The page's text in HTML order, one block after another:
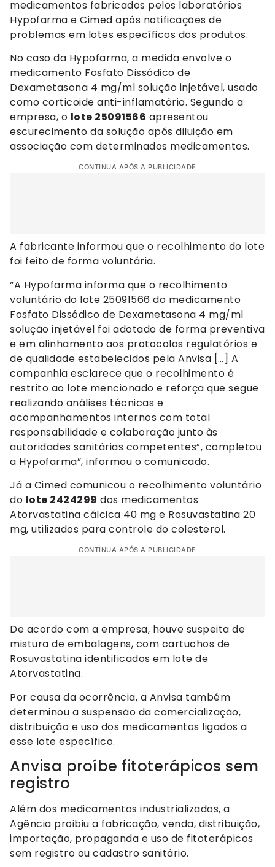
medicamentos fabricados pelos laboratórios
Hypofarma e Cimed após notificações de
problemas em lotes específicos dos produtos.
No caso da Hypofarma, a medida envolve o
medicamento Fosfato Dissódico de
Dexametasona 4 mg/ml solução injetável, usado
como corticoide anti-inflamatório. Segundo a
empresa, o lote 25091566 apresentou
escurecimento da solução após diluição em
associação com determinados medicamentos.
CONTINUA APÓS A PUBLICIDADE
A fabricante informou que o recolhimento do lote
foi feito de forma voluntária.
“A Hypofarma informa que o recolhimento
voluntário do lote 25091566 do medicamento
Fosfato Dissódico de Dexametasona 4 mg/ml
solução injetável foi adotado de forma preventiva
e em alinhamento aos protocolos regulatórios e
de qualidade estabelecidos pela Anvisa […] A
companhia esclarece que o recolhimento é
restrito ao lote mencionado e reforça que segue
realizando análises técnicas e
acompanhamentos internos com total
responsabilidade e colaboração junto às
autoridades sanitárias competentes”, completou
a Hypofarma”, informou o comunicado.
Já a Cimed comunicou o recolhimento voluntário
do lote 2424299 dos medicamentos
Atorvastatina cálcica 40 mg e Rosuvastatina 20
mg, utilizados para controle do colesterol.
CONTINUA APÓS A PUBLICIDADE
De acordo com a empresa, houve suspeita de
mistura de embalagens, com cartuchos de
Rosuvastatina identificados em lote de
Atorvastatina.
Por causa da ocorrência, a Anvisa também
determinou a suspensão da comercialização,
distribuição e uso dos medicamentos ligados a
esse lote específico.
Anvisa proíbe fitoterápicos sem
registro
Além dos medicamentos industrializados, a
Agência proibiu a fabricação, venda, distribuição,
importação, propaganda e uso de fitoterápicos
sem registro ou cadastro sanitário.